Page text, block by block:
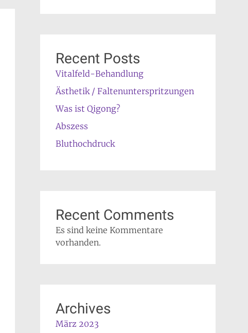
Recent Posts
Vitalfeld-Behandlung
Ästhetik / Faltenunterspritzungen
Was ist Qigong?
Abszess
Bluthochdruck
Recent Comments
Es sind keine Kommentare
vorhanden.
Archives
März 2023